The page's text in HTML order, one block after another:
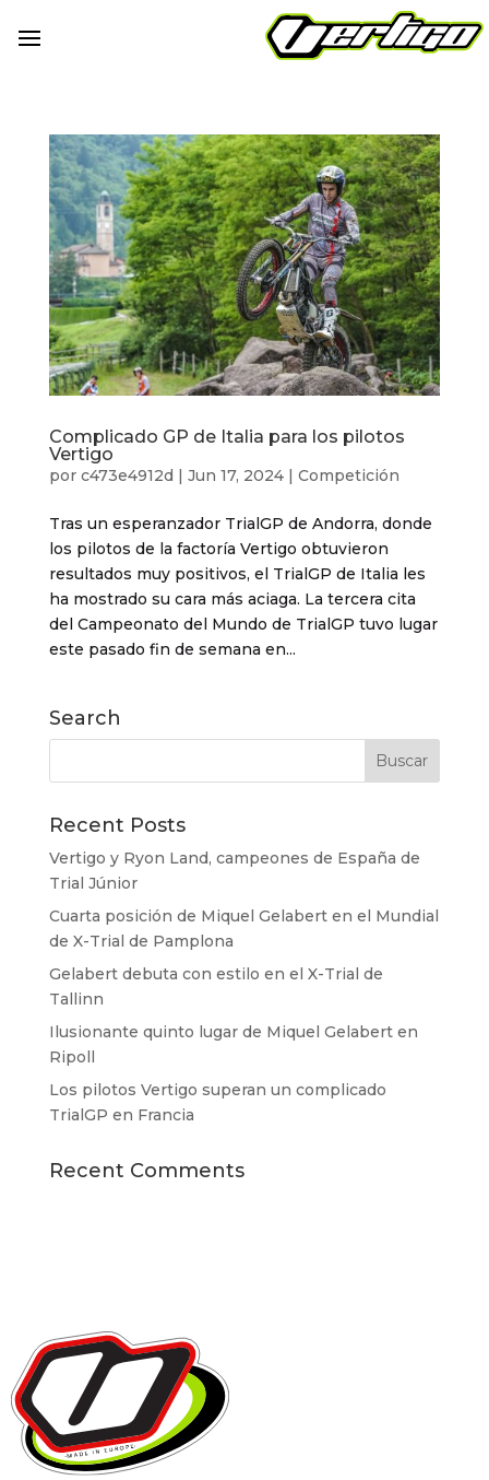
Complicado GP de Italia para los pilotos
Vertigo
por c473e4912d | Jun 17, 2024| Competición
Tras un esperanzador TrialGP de Andorra, donde
los pilotos de la factoría Vertigo obtuvieron
resultados muy positivos, el TrialGP de Italia les
ha mostrado su cara más aciaga. La tercera cita
del Campeonato del Mundo de TrialGP tuvo lugar
este pasado fin de semana en...
Search
Recent Posts
Vertigo y Ryon Land, campeones de España de
Trial Júnior
Cuarta posición de Miquel Gelabert en el Mundial
de X-Trial de Pamplona
Gelabert debuta con estilo en el X-Trial de
Tallinn
Ilusionante quinto lugar de Miquel Gelabert en
Ripoll
Los pilotos Vertigo superan un complicado
TrialGP en Francia
Recent Comments